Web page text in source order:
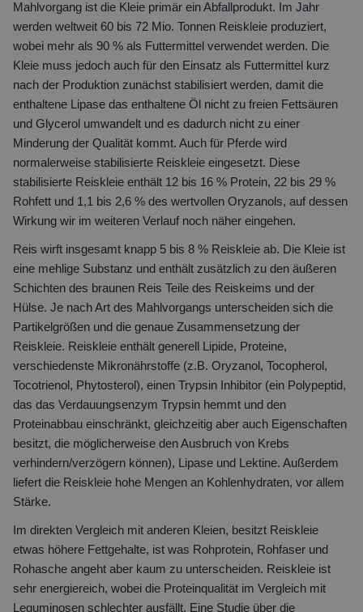
Mahlvorgang ist die Kleie primär ein Abfallprodukt. Im Jahr
werden weltweit 60 bis 72 Mio. Tonnen Reiskleie produziert,
wobei mehr als 90 % als Futtermittel verwendet werden. Die
Kleie muss jedoch auch für den Einsatz als Futtermittel kurz
nach der Produktion zunächst stabilisiert werden, damit die
enthaltene Lipase das enthaltene Öl nicht zu freien Fettsäuren
und Glycerol umwandelt und es dadurch nicht zu einer
Minderung der Qualität kommt. Auch für Pferde wird
normalerweise stabilisierte Reiskleie eingesetzt. Diese
stabilisierte Reiskleie enthält 12 bis 16 % Protein, 22 bis 29 %
Rohfett und 1,1 bis 2,6 % des wertvollen Oryzanols, auf dessen
Wirkung wir im weiteren Verlauf noch näher eingehen.
Reis wirft insgesamt knapp 5 bis 8 % Reiskleie ab. Die Kleie ist
eine mehlige Substanz und enthält zusätzlich zu den äußeren
Schichten des braunen Reis Teile des Reiskeims und der
Hülse. Je nach Art des Mahlvorgangs unterscheiden sich die
Partikelgrößen und die genaue Zusammensetzung der
Reiskleie. Reiskleie enthält generell Lipide, Proteine,
verschiedenste Mikronährstoffe (z.B. Oryzanol, Tocopherol,
Tocotrienol, Phytosterol), einen Trypsin Inhibitor (ein Polypeptid,
das das Verdauungsenzym Trypsin hemmt und den
Proteinabbau einschränkt, gleichzeitig aber auch Eigenschaften
besitzt, die möglicherweise den Ausbruch von Krebs
verhindern/verzögern können), Lipase und Lektine. Außerdem
liefert die Reiskleie hohe Mengen an Kohlenhydraten, vor allem
Stärke.
Im direkten Vergleich mit anderen Kleien, besitzt Reiskleie
etwas höhere Fettgehalte, ist was Rohprotein, Rohfaser und
Rohasche angeht aber kaum zu unterscheiden. Reiskleie ist
sehr energiereich, wobei die Proteinqualität im Vergleich mit
Leguminosen schlechter ausfällt. Eine Studie über die